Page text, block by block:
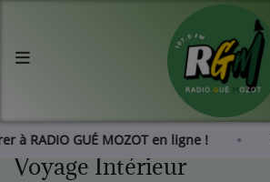
à RADIO GUÉ MOZOT en ligne !
Agenda
Les actus de RGM
Voyage Intérieur